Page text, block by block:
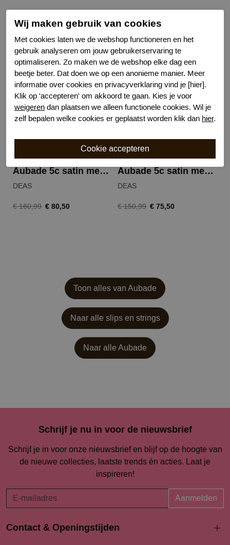
Gerelateerde producten
-50%
Aubade 5c satin memories push up
DEAS
€ 160,99 € 80,50
-50%
Aubade 5c satin memories balconnet
DEAS
€ 150,99 € 75,50
Toon alles van Aubade
Naar alle slips en strings
Naar alleAubade
Schrijf je nu in voor de nieuwsbrief
Schrijf je in voor onze nieuwsbrief en blijf op de hoogte van
de nieuwe collecties, laatste trends én acties. Laat je
inspireren!
Aanmelden
Contact & Openingstijden
Wij maken gebruik van cookies
Met cookies laten we de webshop functioneren en het
gebruik analyseren om jouw gebruikerservaring te
optimaliseren. Zo maken we de webshop elke dag een
beetje beter. Dat doen we op een anonieme manier. Meer
informatie over cookies en privacyverklaring vind je [hier].
Klik op 'accepteren' om akkoord te gaan. Kies je voor
weigeren dan plaatsen we alleen functionele cookies. Wil je
zelf bepalen welke cookies er geplaatst worden klik dan hier.